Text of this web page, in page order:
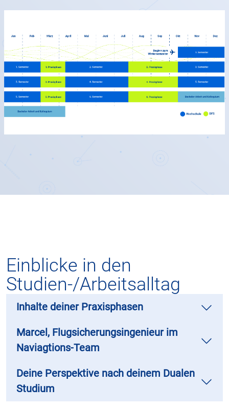
Einblicke in den
Studien-/Arbeitsalltag
Inhalte deiner Praxisphasen
Marcel, Flugsicherungsingenieur im
Naviagtions-Team
Deine Perspektive nach deinem Dualen
Studium